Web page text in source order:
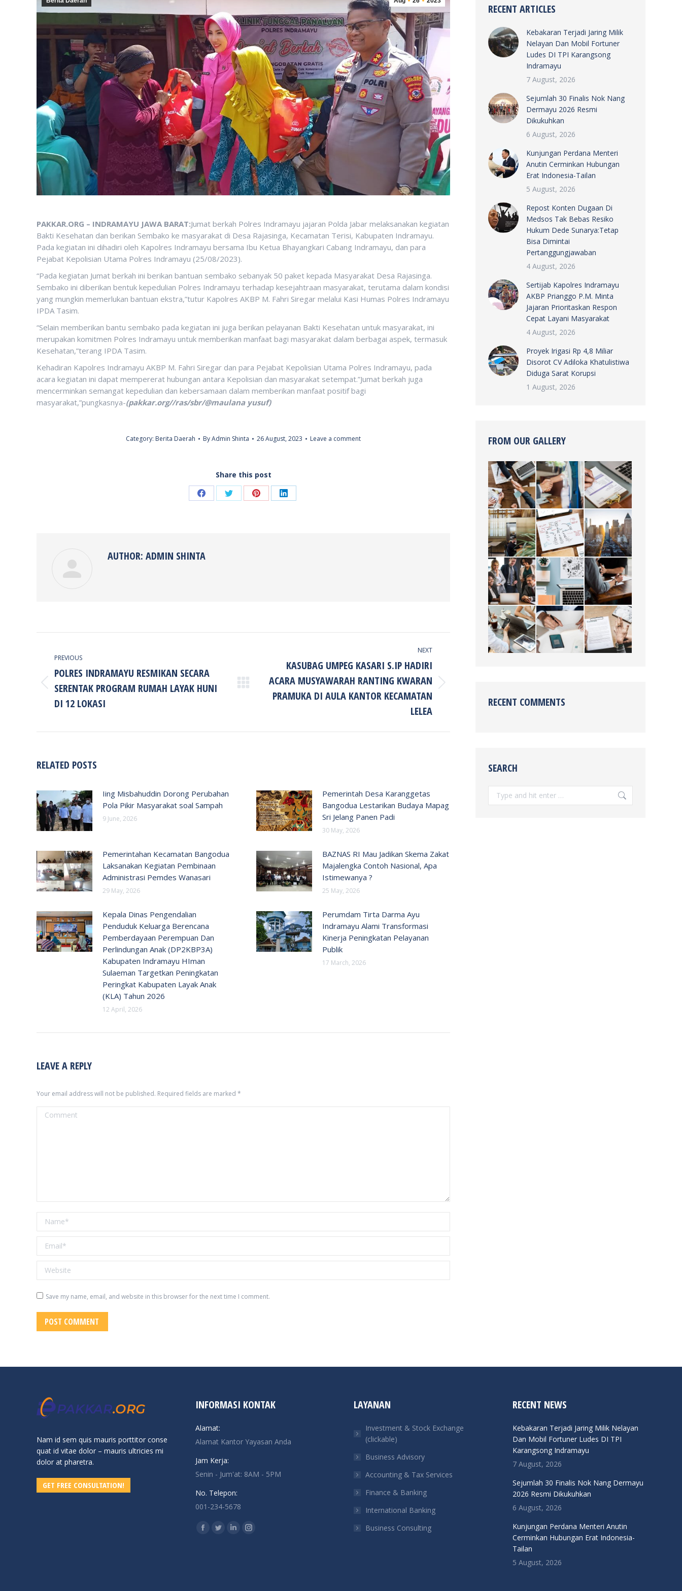
PAKKAR.ORG – INDRAMAYU JAWA BARAT:Jumat berkah Polres Indramayu jajaran Polda Jabar melaksanakan kegiatan
Bakti Kesehatan dan berikan Sembako ke masyarakat di Desa Rajasinga, Kecamatan Terisi, Kabupaten Indramayu.
Pada kegiatan ini dihadiri oleh Kapolres Indramayu bersama Ibu Ketua Bhayangkari Cabang Indramayu, dan para
Pejabat Kepolisian Utama Polres Indramayu (25/08/2023).
“Pada kegiatan Jumat berkah ini berikan bantuan sembako sebanyak 50 paket kepada Masyarakat Desa Rajasinga.
Sembako ini diberikan bentuk kepedulian Polres Indramayu terhadap kesejahtraan masyarakat, terutama dalam kondisi
yang mungkin memerlukan bantuan ekstra,”tutur Kapolres AKBP M. Fahri Siregar melalui Kasi Humas Polres Indramayu
IPDA Tasim.
“Selain memberikan bantu sembako pada kegiatan ini juga berikan pelayanan Bakti Kesehatan untuk masyarakat, ini
merupakan komitmen Polres Indramayu untuk memberikan manfaat bagi masyarakat dalam berbagai aspek, termasuk
Kesehatan,”terang IPDA Tasim.
Kehadiran Kapolres Indramayu AKBP M. Fahri Siregar dan para Pejabat Kepolisian Utama Polres Indramayu, pada
acara kegiatan ini dapat mempererat hubungan antara Kepolisian dan masyarakat setempat.”Jumat berkah juga
mencerminkan semangat kepedulian dan kebersamaan dalam memberikan manfaat positif bagi
masyarakat,”pungkasnya-(pakkar.org//ras/sbr/@maulana yusuf)
Category: Berita Daerah ByAdmin Shinta 26 August, 2023 Leave a comment
Share this post
Share Share Share Share
AUTHOR: ADMIN SHINTA
NAVIGATION
PREVIOUS
Previous
post:
POLRES INDRAMAYU RESMIKAN SECARA
SERENTAK PROGRAM RUMAH LAYAK HUNI
DI 12 LOKASI
NEXT
Next
post:
KASUBAG UMPEG KASARI S.IP HADIRI
ACARA MUSYAWARAH RANTING KWARAN
PRAMUKA DI AULA KANTOR KECAMATAN
LELEA
RELATED POSTS
Iing Misbahuddin Dorong Perubahan
Pola Pikir Masyarakat soal Sampah
9 June, 2026
Pemerintah Desa Karanggetas
Bangodua Lestarikan Budaya Mapag
Sri Jelang Panen Padi
30 May, 2026
Pemerintahan Kecamatan Bangodua
Laksanakan Kegiatan Pembinaan
Administrasi Pemdes Wanasari
29 May, 2026
BAZNAS RI Mau Jadikan Skema Zakat
Majalengka Contoh Nasional, Apa
Istimewanya ?
25 May, 2026
Kepala Dinas Pengendalian
Penduduk Keluarga Berencana
Pemberdayaan Perempuan Dan
Perlindungan Anak (DP2KBP3A)
Kabupaten Indramayu HIman
Sulaeman Targetkan Peningkatan
Peringkat Kabupaten Layak Anak
(KLA) Tahun 2026
12 April, 2026
Perumdam Tirta Darma Ayu
Indramayu Alami Transformasi
Kinerja Peningkatan Pelayanan
Publik
17 March, 2026
LEAVE A REPLY
Your email address will not be published. Required fields are marked *
Comment
Name *
Email *
Website
Save my name, email, and website in this browser for the next time I comment.
POST COMMENT
RECENT ARTICLES
Kebakaran Terjadi Jaring Milik
Nelayan Dan Mobil Fortuner
Ludes DI TPI Karangsong
Indramayu
7 August, 2026
Sejumlah 30 Finalis Nok Nang
Dermayu 2026 Resmi
Dikukuhkan
6 August, 2026
Kunjungan Perdana Menteri
Anutin Cerminkan Hubungan
Erat Indonesia-Tailan
5 August, 2026
Repost Konten Dugaan Di
Medsos Tak Bebas Resiko
Hukum Dede Sunarya:Tetap
Bisa Dimintai
Pertanggungjawaban
4 August, 2026
Sertijab Kapolres Indramayu
AKBP Prianggo P.M. Minta
Jajaran Prioritaskan Respon
Cepat Layani Masyarakat
4 August, 2026
Proyek Irigasi Rp 4,8 Miliar
Disorot CV Adiloka Khatulistiwa
Diduga Sarat Korupsi
1 August, 2026
FROM OUR GALLERY
RECENT COMMENTS
SEARCH
Search:
Nam id sem quis mauris porttitor conse
quat id vitae dolor – mauris ultricies mi
dolor at pharetra.
GET FREE CONSULTATION!
INFORMASI KONTAK
Alamat:
Alamat Kantor Yayasan Anda
Jam Kerja:
Senin - Jum'at: 8AM - 5PM
No. Telepon:
001-234-5678
Find us on:
Facebook
TwitterLinkedinInstagram
LAYANAN
Investment & Stock Exchange
(clickable)
Business Advisory
Accounting & Tax Services
Finance & Banking
International Banking
Business Consulting
RECENT NEWS
Kebakaran Terjadi Jaring Milik Nelayan
Dan Mobil Fortuner Ludes DI TPI
Karangsong Indramayu
7 August, 2026
Sejumlah 30 Finalis Nok Nang Dermayu
2026 Resmi Dikukuhkan
6 August, 2026
Kunjungan Perdana Menteri Anutin
Cerminkan Hubungan Erat Indonesia-
Tailan
5 August, 2026